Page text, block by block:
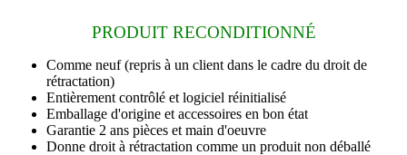
PRODUIT RECONDITIONNÉ
Comme neuf(repris à un client dans le cadre du droit de
rétractation)
Entièrement contrôlé et logiciel réinitialisé
Emballage d'origine et accessoires en bon état
Garantie 2 ans pièces et main d'oeuvre
Donne droit à rétractation comme un produit non déballé